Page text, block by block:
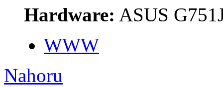
Hardware: ASUS
WWW
Nahoru